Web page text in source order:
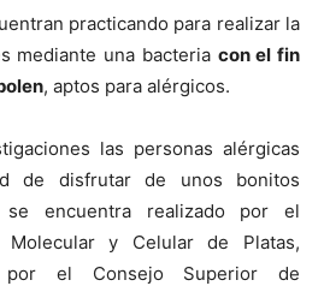
practicando para realizar la
mediante una bacteria con el fin
, aptos para alérgicos.
las personas alérgicas
de disfrutar de unos bonitos
encuentra realizado por el
y Celular de Platas,
por el Consejo Superior de